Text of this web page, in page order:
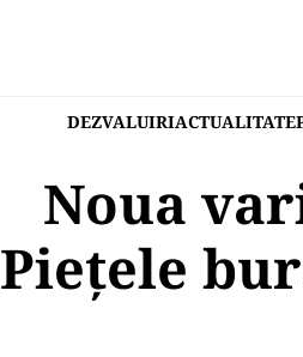
DEZVALUIRIACTUALITATE
Noua
Pieţele